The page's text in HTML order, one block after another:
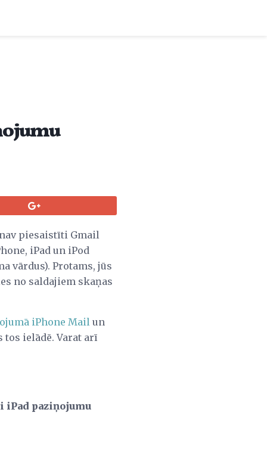
piesaistīti Gmail
iPad un iPod
vārdus). Protams, jūs
no saldajiem skaņas
iPhone Mail un
ielādē. Varat arī
iPad paziņojumu